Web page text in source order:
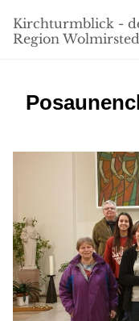
Kirchturmblick -
Region